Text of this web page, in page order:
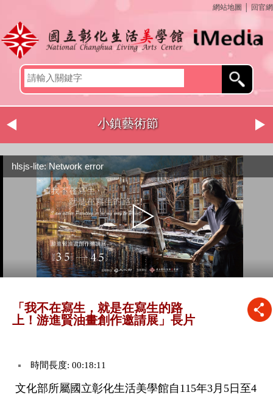
網站地圖 回官網
小鎮藝術節
hlsjs-lite: Network error
「我不在寫生，就是在寫生的路
上！游進賢油畫創作邀請展」長片
時間長度: 00:18:11
文化部所屬國立彰化生活美學館自115年3月5日至4